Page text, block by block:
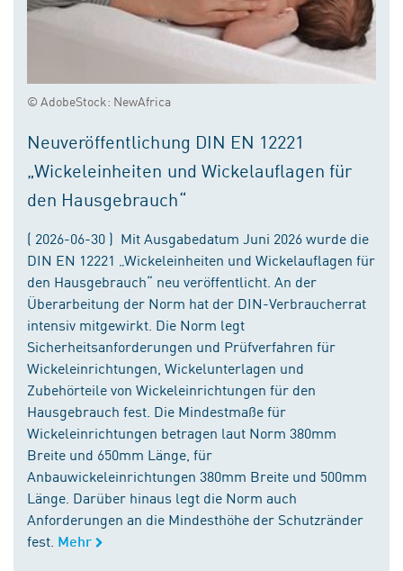
© AdobeStock: NewAfrica
Neuveröffentlichung DIN EN 12221
„Wickeleinheiten und Wickelauflagen für
den Hausgebrauch“
( 2026-06-30 ) Mit Ausgabedatum Juni 2026 wurde die
DIN EN 12221 „Wickeleinheiten und Wickelauflagen für
den Hausgebrauch“ neu veröffentlicht. An der
Überarbeitung der Norm hat der DIN-Verbraucherrat
intensiv mitgewirkt. Die Norm legt
Sicherheitsanforderungen und Prüfverfahren für
Wickeleinrichtungen, Wickelunterlagen und
Zubehörteile von Wickeleinrichtungen für den
Hausgebrauch fest. Die Mindestmaße für
Wickeleinrichtungen betragen laut Norm 380mm
Breite und 650mm Länge, für
Anbauwickeleinrichtungen 380mm Breite und 500mm
Länge. Darüber hinaus legt die Norm auch
Anforderungen an die Mindesthöhe der Schutzränder
fest. Mehr